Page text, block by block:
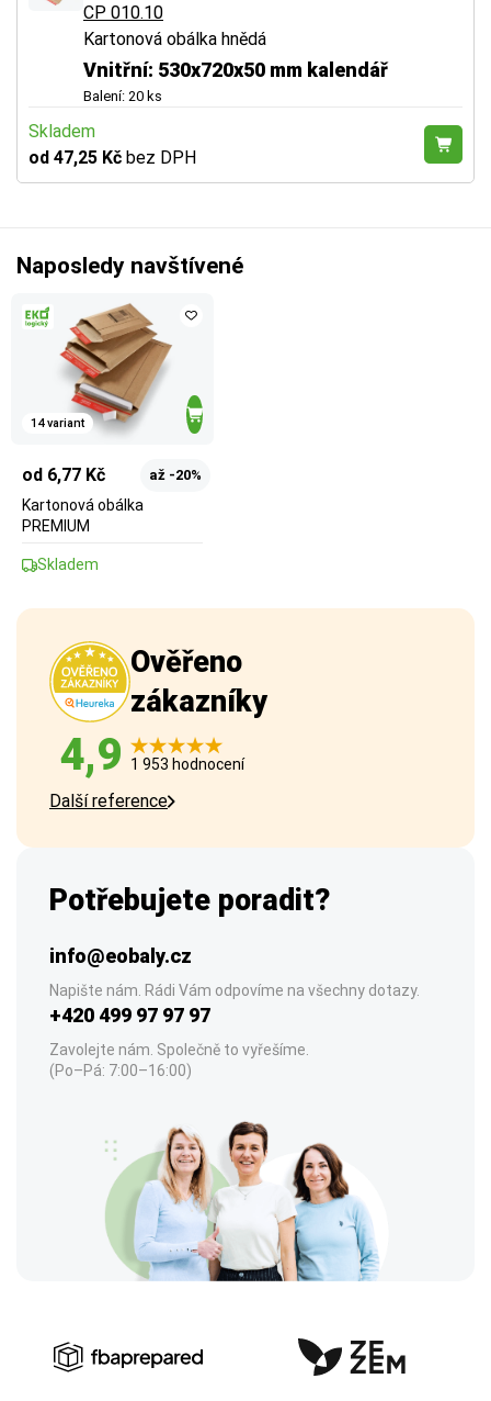
CP 010.10
Kartonová obálka hnědá
Vnitřní: 530x720x50 mm kalendář
Balení: 20 ks
Skladem
od 47,25 Kč bez DPH
Naposledy navštívené
14 variant
od 6,77 Kč až -20%
Kartonová obálka
PREMIUM
Skladem
Ověřeno
zákazníky
4,9 1 953 hodnocení
Další reference
Potřebujete poradit?
info@eobaly.cz
Napište nám. Rádi Vám odpovíme na všechny dotazy.
+420 499 97 97 97
Zavolejte nám. Společně to vyřešíme.
(Po–Pá: 7:00–16:00)